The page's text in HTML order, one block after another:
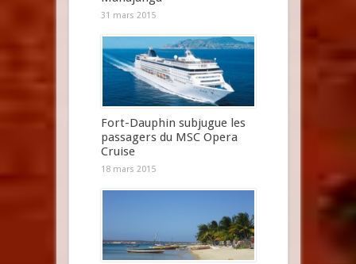
31 mars 2015
Fort-Dauphin subjugue les
passagers du MSC Opera
Cruise
18 mars 2015